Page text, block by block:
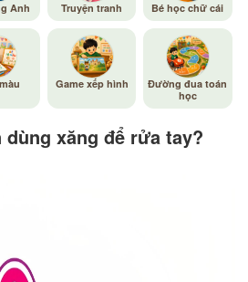
Anh Truyện tranh Bé học chữ cái
Game xếp hình
Đường đua toán
học
xăng để rửa tay?